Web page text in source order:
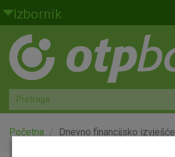
Skoči na glavni sadržaj
Izbornik
Građani
Privatno bankarstvo
Agro
Mala poduzeća i obrtnici
Početna Dnevno financijsko izvješće